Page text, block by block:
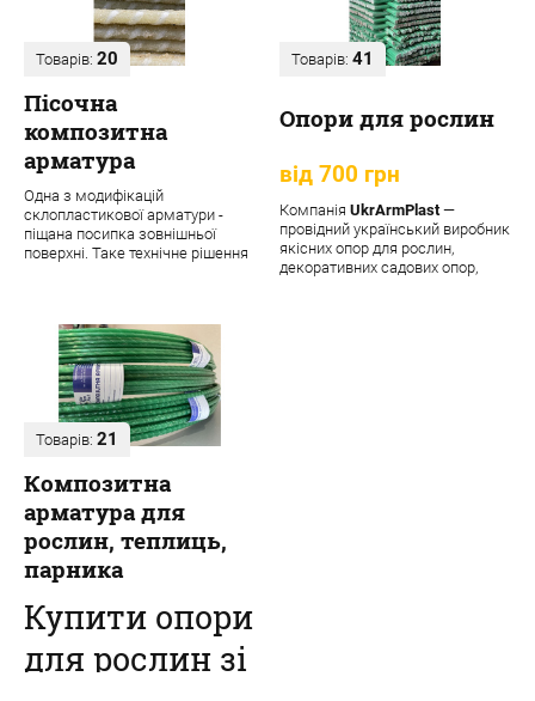
Товарів: 20
Пісочна
композитна
арматура
Одна з модифікацій
склопластикової арматури -
піщана посипка зовнішньої
поверхні. Таке технічне рішення
Товарів: 41
Опори для рослин
від 700 грн
Компанія UkrArmPlast—
провідний український виробник
якісних опор для рослин,
декоративних садових опор,
Товарів: 21
Композитна
арматура для
рослин, теплиць,
парника
Купити опори
для рослин зі